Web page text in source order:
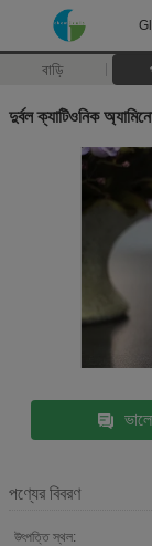
বাড়ি
দুর্বল ক্যাটিওনিক
পণ্যের বিবরণ
উৎপত্তি স্থল: